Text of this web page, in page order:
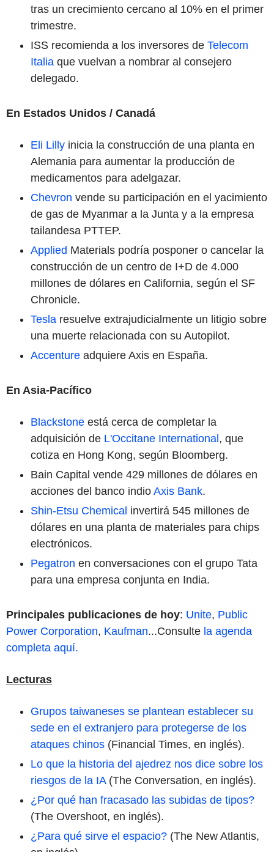
tras un crecimiento cercano al 10% en el primer
trimestre.
ISS recomienda a los inversores de Telecom
Italia que vuelvan a nombrar al consejero
delegado.
En Estados Unidos / Canadá
Eli Lilly inicia la construcción de una planta en
Alemania para aumentar la producción de
medicamentos para adelgazar.
Chevron vende su participación en el yacimiento
de gas de Myanmar a la Junta y a la empresa
tailandesa PTTEP.
Applied Materials podría posponer o cancelar la
construcción de un centro de I+D de 4.000
millones de dólares en California, según el SF
Chronicle.
Tesla resuelve extrajudicialmente un litigio sobre
una muerte relacionada con su Autopilot.
Accenture adquiere Axis en España.
En Asia-Pacífico
Blackstone está cerca de completar la
adquisición de L'Occitane International, que
cotiza en Hong Kong, según Bloomberg.
Bain Capital vende 429 millones de dólares en
acciones del banco indio Axis Bank.
Shin-Etsu Chemical invertirá 545 millones de
dólares en una planta de materiales para chips
electrónicos.
Pegatron en conversaciones con el grupo Tata
para una empresa conjunta en India.
Principales publicaciones de hoy: Unite, Public
Power Corporation, Kaufman...Consulte la agenda
completa aquí.
Lecturas
Grupos taiwaneses se plantean establecer su
sede en el extranjero para protegerse de los
ataques chinos (Financial Times, en inglés).
Lo que la historia del ajedrez nos dice sobre los
riesgos de la IA(The Conversation, en inglés).
¿Por qué han fracasado las subidas de tipos?
(The Overshoot, en inglés).
¿Para qué sirve el espacio? (The New Atlantis,